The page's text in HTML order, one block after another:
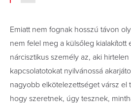
Emiatt nem fognak hosszú távon
nem felel meg a külsőleg kialakított
nárcisztikus személy az, aki hirtelen
kapcsolatotokat nyilvánossá
nagyobb elkötelezettséget vársz el
hogy szeretnek, úgy tesznek,